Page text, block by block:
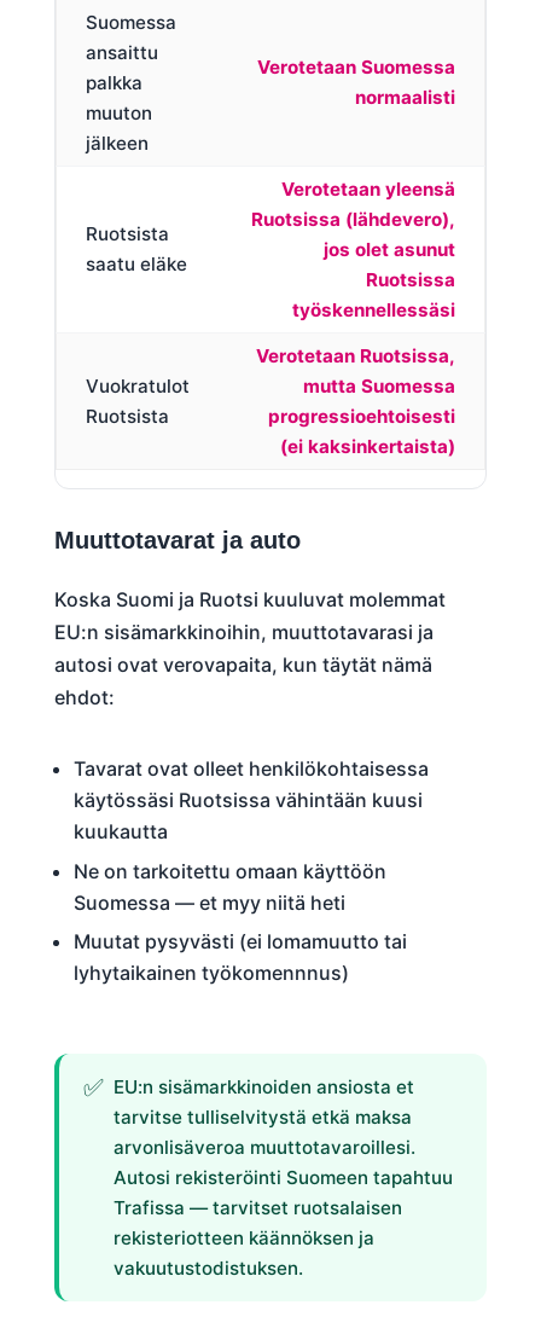
Suomessa
ansaittu
palkka
muuton
jälkeen
Verotetaan Suomessa
normaalisti
Ruotsista
saatu eläke
Verotetaan yleensä
Ruotsissa (lähdevero),
jos olet asunut
Ruotsissa
työskennellessäsi
Vuokratulot
Ruotsista
Verotetaan Ruotsissa,
mutta Suomessa
progressioehtoisesti
(ei kaksinkertaista)
Muuttotavarat ja auto
Koska Suomi ja Ruotsi kuuluvat molemmat
EU:n sisämarkkinoihin, muuttotavarasi ja
autosi ovat verovapaita, kun täytät nämä
ehdot:
Tavarat ovat olleet henkilökohtaisessa
käytössäsi Ruotsissa vähintään kuusi
kuukautta
Ne on tarkoitettu omaan käyttöön
Suomessa — et myy niitä heti
Muutat pysyvästi (ei lomamuutto tai
lyhytaikainen työkomennnus)
EU:n sisämarkkinoiden ansiosta et
tarvitse tulliselvitystä etkä maksa
arvonlisäveroa muuttotavaroillesi.
Autosi rekisteröinti Suomeen tapahtuu
Trafissa — tarvitset ruotsalaisen
rekisteriotteen käännöksen ja
vakuutustodistuksen.